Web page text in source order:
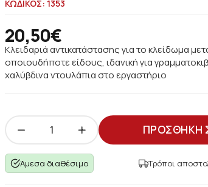
ΚΩΔΙΚΟΣ: 1353
20,50€
Κλειδαριά αντικατάστασης για το κλείδωμα
οποιουδήποτε είδους, ιδανική για
χαλύβδινα ντουλάπια στο εργαστήριο
ΠΡΟΣΘΗΚΗ
Άμεσα διαθέσιμο Τρόποι